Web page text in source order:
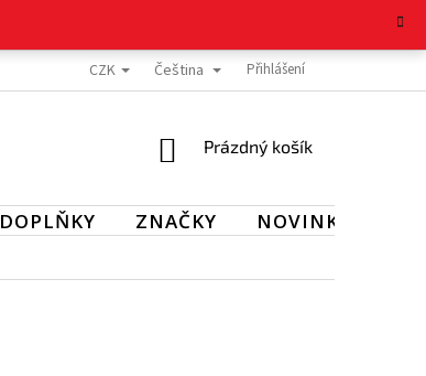
REKLAMAČNÍ ŘÁD OCHRANA OSOBNÍCH ÚDAJŮ
CZK Čeština Přihlášení
NÁKUPNÍ
Prázdný košík
DOPLŇKY ZNAČKY NOVINKY